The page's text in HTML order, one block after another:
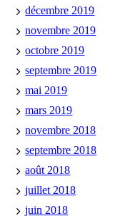
décembre 2019
novembre 2019
octobre 2019
septembre 2019
mai 2019
mars 2019
novembre 2018
septembre 2018
août 2018
juillet 2018
juin 2018